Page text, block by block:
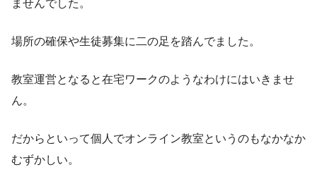
ませんでした。
場所の確保や生徒募集に二の足を踏んでました。
教室運営となると在宅ワークのようなわけにはいきませ
ん。
だからといって個人でオンライン教室というのもなかなか
むずかしい。